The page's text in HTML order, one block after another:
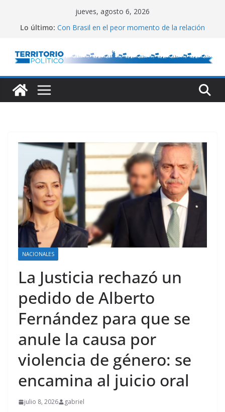
jueves, agosto 6, 2026
Lo último: Con Brasil en el peor momento de la relación
Ley de Inocencia Fiscal
NACIONALES
La Justicia rechazó un
pedido de Alberto
Fernández para que se
anule la causa por
violencia de género: se
encamina al juicio oral
julio 8, 2026 gabriel